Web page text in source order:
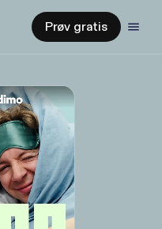
Prøv gratis